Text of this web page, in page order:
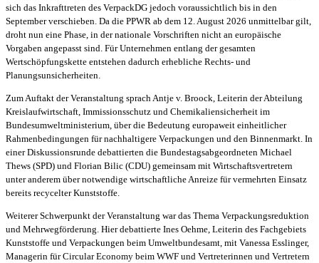
sich das Inkrafttreten des VerpackDG jedoch voraussichtlich bis in den
September verschieben. Da die PPWR ab dem 12. August 2026 unmittelbar gilt,
droht nun eine Phase, in der nationale Vorschriften nicht an europäische
Vorgaben angepasst sind. Für Unternehmen entlang der gesamten
Wertschöpfungskette entstehen dadurch erhebliche Rechts- und
Planungsunsicherheiten.
Zum Auftakt der Veranstaltung sprach Antje v. Broock, Leiterin der Abteilung
Kreislaufwirtschaft, Immissionsschutz und Chemikaliensicherheit im
Bundesumweltministerium, über die Bedeutung europaweit einheitlicher
Rahmenbedingungen für nachhaltigere Verpackungen und den Binnenmarkt. In
einer Diskussionsrunde debattierten die Bundestagsabgeordneten Michael
Thews (SPD) und Florian Bilic (CDU) gemeinsam mit Wirtschaftsvertretern
unter anderem über notwendige wirtschaftliche Anreize für vermehrten Einsatz
bereits recycelter Kunststoffe.
Weiterer Schwerpunkt der Veranstaltung war das Thema Verpackungsreduktion
und Mehrwegförderung. Hier debattierte Ines Oehme, Leiterin des Fachgebiets
Kunststoffe und Verpackungen beim Umweltbundesamt, mit Vanessa Esslinger,
Managerin für Circular Economy beim WWF und Vertreterinnen und Vertretern